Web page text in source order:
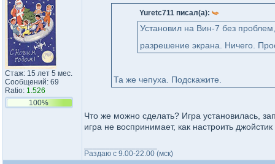
Стаж: 15 лет 5 мес.
Сообщений: 69
Ratio: 1.526
100%
Yuretc711 писал(а):
Установил на Вин-7 без
разрешение экрана. Ничего.
Та же чепуха. Подскажите.
Что же можно сделать? Игра установилась,
игра не воспринимает, как настроить
Раздаю с 9.00-22.00 (мск)